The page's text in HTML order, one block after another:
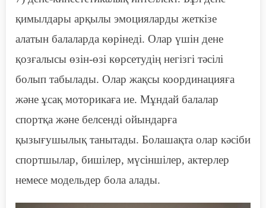
қимылдары арқылы эмоцияларды жеткізе
алатын балаларда көрінеді. Олар үшін дене
қозғалысы өзін-өзі көрсетудің негізгі тәсілі
болып табылады. Олар жақсы координацияға
және ұсақ моторикаға ие. Мұндай балалар
спортқа және белсенді ойындарға
қызығушылық танытады. Болашақта олар кәсіби
спортшылар, бишілер, мүсіншілер, актерлер
немесе модельдер бола алады.